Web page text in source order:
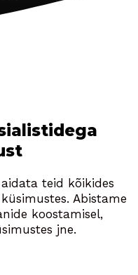
teid kõikides
Abistame
koostamisel,
jne.